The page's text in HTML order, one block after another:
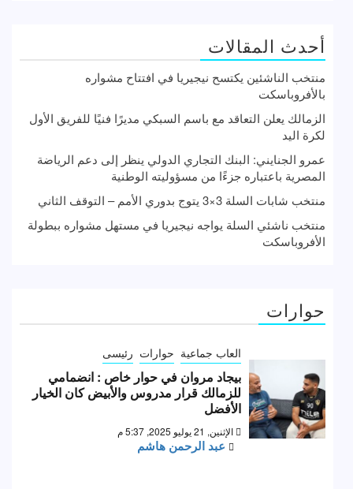
أحدث المقالات
منتخب الناشئين يكتسح نيجيريا في افتتاح مشواره
بالأفروباسكت
الزمالك يعلن التعاقد مع باسم السبكي مديرًا فنيًا للفريق الأول
لكرة اليد
عمرو الجنايني: البنك التجاري الدولي ينظر إلى دعم الرياضة
المصرية باعتباره جزءًا من مسؤوليته الوطنية
منتخب شابات السلة 3×3 يتوج بدوري الأمم – التوقف الثاني
منتخب ناشئي السلة يواجه نيجيريا في مستهل مشواره ببطولة
الأفروباسكت
حوارات
العاب جماعية حوارات رئيسى
بيجاد مروان في حوار خاص : انضمامي
للزمالك قرار مدروس والأبيض كان الخيار
الأفضل
الإثنين, 21 يوليو 2025, 5:37 م
عبد الرحمن هاشم